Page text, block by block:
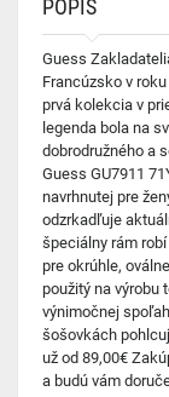
POPIS
Guess
Francúzsko v
prvá kolekcia v
legenda bola na
dobrodružného a
Guess GU7911
navrhnutej pre
odzrkadľuje
špeciálny rám
pre okrúhle,
použitý na výrobu
výnimočnej
šošovkách
už od 89,00€
a budú vám